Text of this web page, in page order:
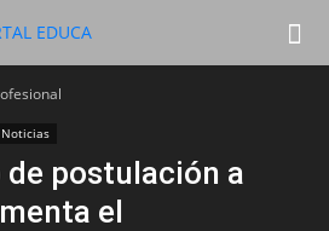
Noticias
postulación a
el